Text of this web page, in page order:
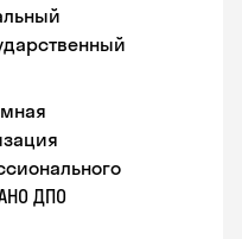
ДПО